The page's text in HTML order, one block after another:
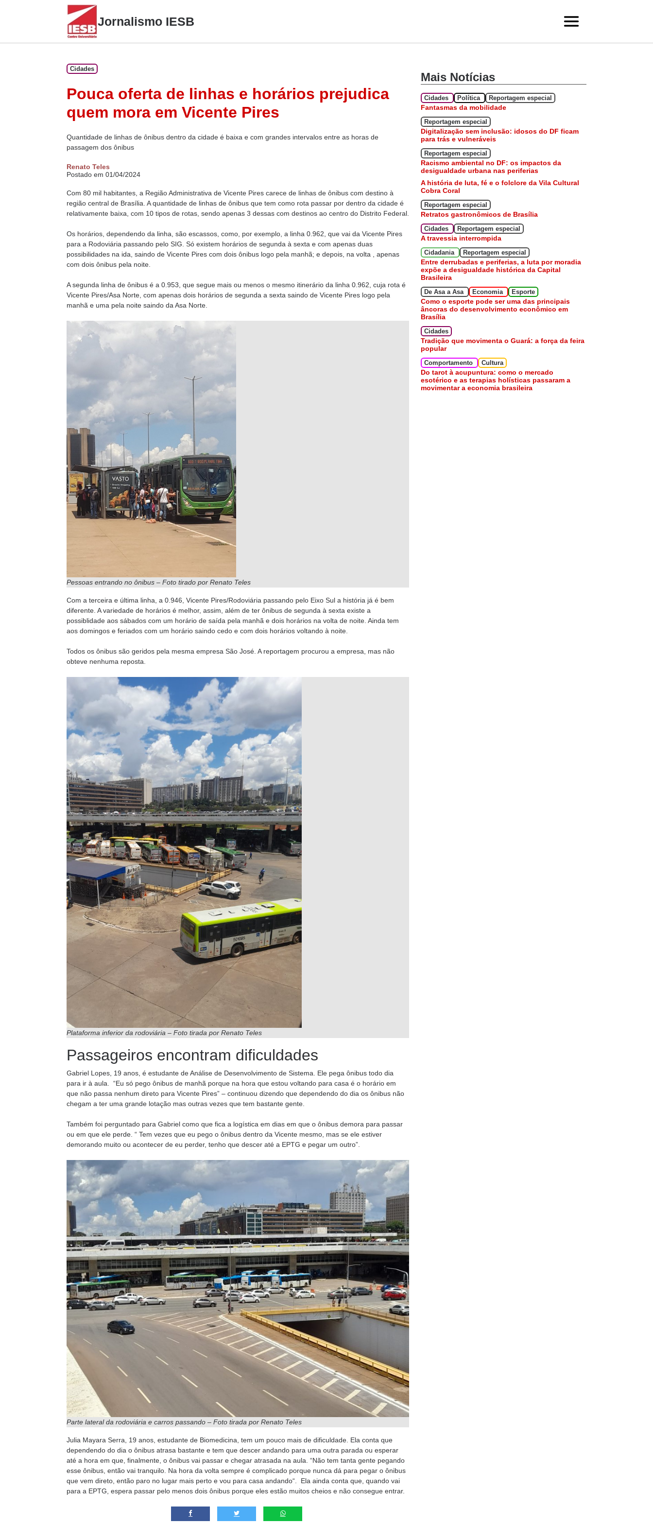
Jornalismo IESB
Cidades
Pouca oferta de linhas e horários prejudica
quem mora em Vicente Pires
Quantidade de linhas de ônibus dentro da cidade é baixa e com grandes intervalos entre as horas de
passagem dos ônibus
Renato Teles
Postado em 01/04/2024
Com 80 mil habitantes, a Região Administrativa de Vicente Pires carece de linhas de ônibus com destino à
região central de Brasília. A quantidade de linhas de ônibus que tem como rota passar por dentro da cidade é
relativamente baixa, com 10 tipos de rotas, sendo apenas 3 dessas com destinos ao centro do Distrito Federal.
Os horários, dependendo da linha, são escassos, como, por exemplo, a linha 0.962, que vai da Vicente Pires
para a Rodoviária passando pelo SIG. Só existem horários de segunda à sexta e com apenas duas
possibilidades na ida, saindo de Vicente Pires com dois ônibus logo pela manhã; e depois, na volta , apenas
com dois ônibus pela noite.
A segunda linha de ônibus é a 0.953, que segue mais ou menos o mesmo itinerário da linha 0.962, cuja rota é
Vicente Pires/Asa Norte, com apenas dois horários de segunda a sexta saindo de Vicente Pires logo pela
manhã e uma pela noite saindo da Asa Norte.
Pessoas entrando no ônibus – Foto tirado por Renato Teles
Com a terceira e última linha, a 0.946, Vicente Pires/Rodoviária passando pelo Eixo Sul a história já é bem
diferente. A variedade de horários é melhor, assim, além de ter ônibus de segunda à sexta existe a
possiblidade aos sábados com um horário de saída pela manhã e dois horários na volta de noite. Ainda tem
aos domingos e feriados com um horário saindo cedo e com dois horários voltando à noite.
Todos os ônibus são geridos pela mesma empresa São José. A reportagem procurou a empresa, mas não
obteve nenhuma reposta.
Plataforma inferior da rodoviária – Foto tirada por Renato Teles
Passageiros encontram dificuldades
Gabriel Lopes, 19 anos, é estudante de Análise de Desenvolvimento de Sistema. Ele pega ônibus todo dia
para ir à aula. “Eu só pego ônibus de manhã porque na hora que estou voltando para casa é o horário em
que não passa nenhum direto para Vicente Pires” – continuou dizendo que dependendo do dia os ônibus não
chegam a ter uma grande lotação mas outras vezes que tem bastante gente.
Também foi perguntado para Gabriel como que fica a logística em dias em que o ônibus demora para passar
ou em que ele perde. “ Tem vezes que eu pego o ônibus dentro da Vicente mesmo, mas se ele estiver
demorando muito ou acontecer de eu perder, tenho que descer até a EPTG e pegar um outro”.
Parte lateral da rodoviária e carros passando – Foto tirada por Renato Teles
Julia Mayara Serra, 19 anos, estudante de Biomedicina, tem um pouco mais de dificuldade. Ela conta que
dependendo do dia o ônibus atrasa bastante e tem que descer andando para uma outra parada ou esperar
até a hora em que, finalmente, o ônibus vai passar e chegar atrasada na aula. “Não tem tanta gente pegando
esse ônibus, então vai tranquilo. Na hora da volta sempre é complicado porque nunca dá para pegar o ônibus
que vem direto, então paro no lugar mais perto e vou para casa andando“. Ela ainda conta que, quando vai
para a EPTG, espera passar pelo menos dois ônibus porque eles estão muitos cheios e não consegue entrar.
Mais Notícias
Cidades Política Reportagem especial
Fantasmas da mobilidade
Reportagem especial
Digitalização sem inclusão: idosos do DF ficam
para trás e vulneráveis
Reportagem especial
Racismo ambiental no DF: os impactos da
desigualdade urbana nas periferias
A história de luta, fé e o folclore da Vila Cultural
Cobra Coral
Reportagem especial
Retratos gastronômicos de Brasília
Cidades Reportagem especial
A travessia interrompida
Cidadania Reportagem especial
Entre derrubadas e periferias, a luta por moradia
expõe a desigualdade histórica da Capital
Brasileira
De Asa a Asa Economia Esporte
Como o esporte pode ser uma das principais
âncoras do desenvolvimento econômico em
Brasília
Cidades
Tradição que movimenta o Guará: a força da feira
popular
Comportamento Cultura
Do tarot à acupuntura: como o mercado
esotérico e as terapias holísticas passaram a
movimentar a economia brasileira